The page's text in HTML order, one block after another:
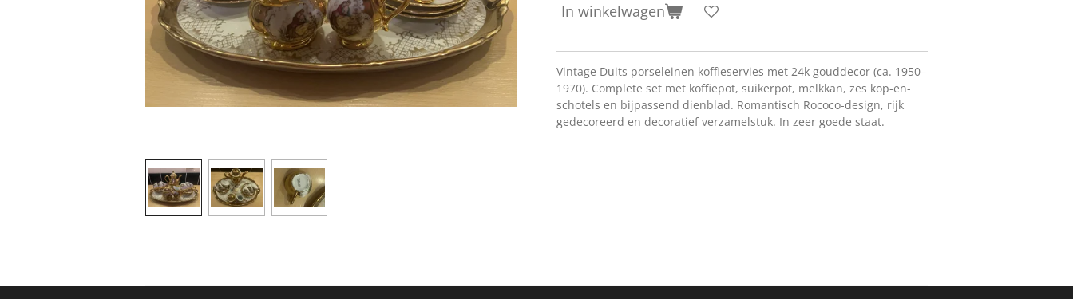
In winkelwagen
Vintage Duits porseleinen koffieservies met 24k gouddecor (ca. 1950–
1970). Complete set met koffiepot, suikerpot, melkkan, zes kop-en-
schotels en bijpassend dienblad. Romantisch Rococo-design, rijk
gedecoreerd en decoratief verzamelstuk. In zeer goede staat.